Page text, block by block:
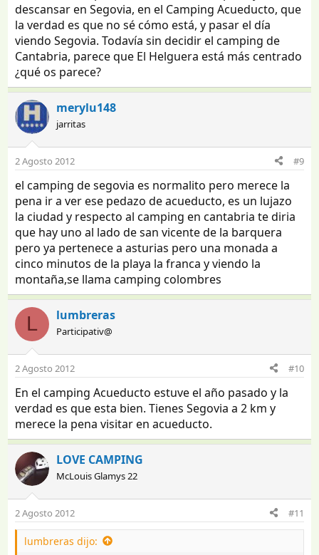
descansar en Segovia, en el Camping Acueducto, que
la verdad es que no sé cómo está, y pasar el día
viendo Segovia. Todavía sin decidir el camping de
Cantabria, parece que El Helguera está más centrado
¿qué os parece?
merylu148
jarritas
2 Agosto 2012 #9
el camping de segovia es normalito pero merece la
pena ir a ver ese pedazo de acueducto, es un lujazo
la ciudad y respecto al camping en cantabria te diria
que hay uno al lado de san vicente de la barquera
pero ya pertenece a asturias pero una monada a
cinco minutos de la playa la franca y viendo la
montaña,se llama camping colombres
L lumbreras
Participativ@
2 Agosto 2012 #10
En el camping Acueducto estuve el año pasado y la
verdad es que esta bien. Tienes Segovia a 2 km y
merece la pena visitar en acueducto.
LOVE CAMPING
McLouis Glamys 22
2 Agosto 2012 #11
lumbreras dijo: